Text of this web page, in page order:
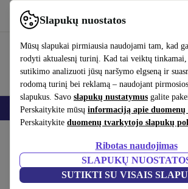
Slapukų nuostatos
Mūsų slapukai pirmiausia naudojami tam, kad
rodyti aktualesnį turinį. Kad tai veiktų tinkamai,
sutikimo analizuoti jūsų naršymo elgseną ir
rodomą turinį bei reklamą – naudojant
slapukus. Savo slapukų nustatymus galite
Perskaitykite mūsų informaciją apie duomenų
Perskaitykite duomenų tvarkytojo slapukų
Ribotas naudojimas
SLAPUKŲ
SUTIKTI SU VISAIS
Naudok refurbed greitai ir paprastai
Išmanieji telefonai Nešiojamieji kompiuteriai
Babybay Maxi prie lovytės
baltas